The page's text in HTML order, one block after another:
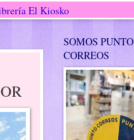
El Kiosko
SOMOS PUNTO
CORREOS